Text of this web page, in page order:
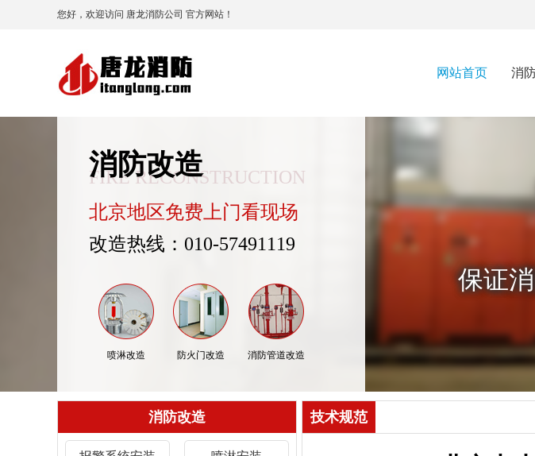
您好，欢迎访问 唐龙消防公司 官方网站！
网站首页 消
消防改造
FIRE RECONSTRUCTION
北京地区免费上门看现场
改造热线：010-57491119
喷淋改造 防火门改造 消防管道改造
保证
消防改造 技术规范